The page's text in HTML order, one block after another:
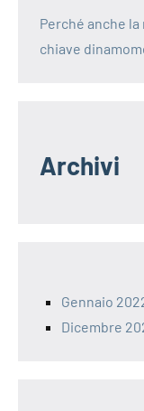
Perché anche
chiave
Archivi
Gennaio
Dicembre